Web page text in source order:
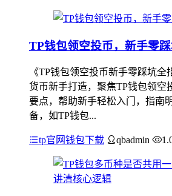
TP钱包领空投币，新手零
《TP钱包领空投币新手零踩坑
货币新手打造，聚焦TP钱包领空
要点，帮助新手轻松入门，指南
备，如TP钱包...
tp官网钱包下载 qbadmin